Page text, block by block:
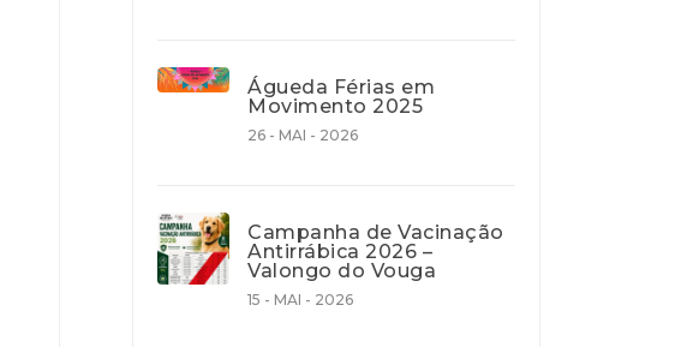
Águeda Férias em
Movimento 2025
26 - MAI - 2026
Campanha de Vacinação
Antirrábica 2026 –
Valongo do Vouga
15 - MAI - 2026